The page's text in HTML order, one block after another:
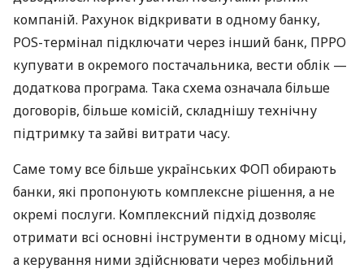
компаній. Рахунок відкривати в одному банку,
POS-термінал підключати через інший банк, ПРРО
купувати в окремого постачальника, вести облік —
додаткова програма. Така схема означала більше
договорів, більше комісій, складнішу технічну
підтримку та зайві витрати часу.
Саме тому все більше українських ФОП обирають
банки, які пропонують комплексне рішення, а не
окремі послуги. Комплексний підхід дозволяє
отримати всі основні інструменти в одному місці,
а керування ними здійснювати через мобільний